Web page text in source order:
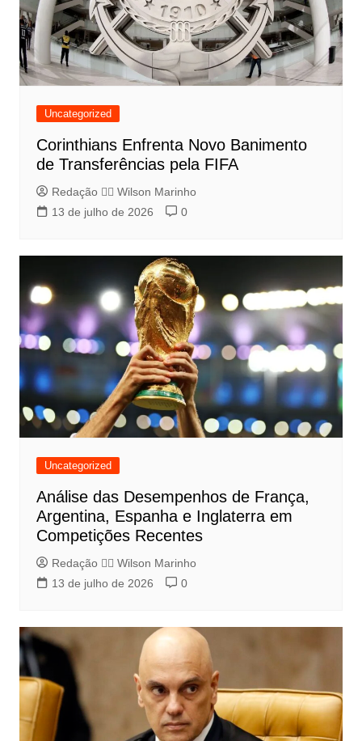
Uncategorized
Corinthians Enfrenta Novo Banimento
de Transferências pela FIFA
Redação 👨‍⚖️​ Wilson Marinho
13 de julho de 2026
0
Uncategorized
Análise das Desempenhos de França,
Argentina, Espanha e Inglaterra em
Competições Recentes
Redação 👨‍⚖️​ Wilson Marinho
13 de julho de 2026
0